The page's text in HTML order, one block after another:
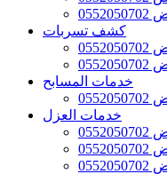
كشف تسربات
خدمات المسابح
خدمات العزل